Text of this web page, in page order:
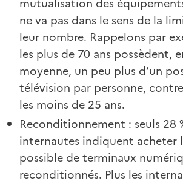
mutualisation des
ne va pas dans le sens de la
leur nombre. Rappelons par
les plus de 70 ans possèdent,
moyenne, un peu plus d’un
télévision par personne,
les moins de 25 ans.
Reconditionnement : seuls 28
internautes indiquent acheter
possible de terminaux
reconditionnés. Plus les